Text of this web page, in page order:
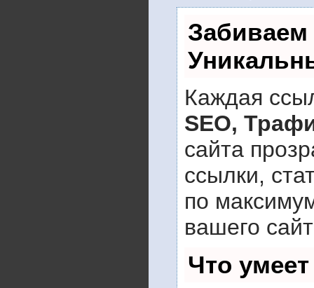
Каждая
SEO,
сайта
ссылки,
по
вашего
Что